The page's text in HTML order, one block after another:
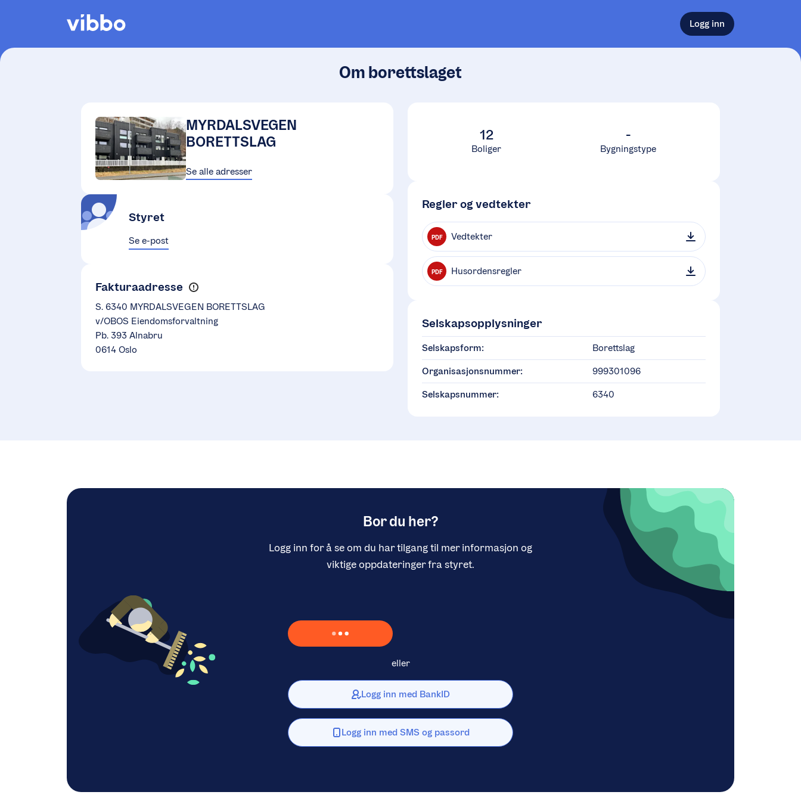
Logg inn
Om borettslaget
MYRDALSVEGEN
BORETTSLAG
Se alle adresser
Styret
Se e-post
Fakturaadresse
S. 6340 MYRDALSVEGEN BORETTSLAG
v/OBOS Eiendomsforvaltning
Pb. 393 Alnabru
0614 Oslo
12
Boliger
-
Bygningstype
Regler og vedtekter
PDF Vedtekter
PDF Husordensregler
Selskapsopplysninger
Selskapsform: Borettslag
Organisasjonsnummer: 999301096
Selskapsnummer: 6340
Bor du her?
Logg inn for å se om du har tilgang til mer informasjon og
viktige oppdateringer fra styret.
Laster inn Vipps …
eller
Logg inn med BankID
Logg inn med SMS og passord